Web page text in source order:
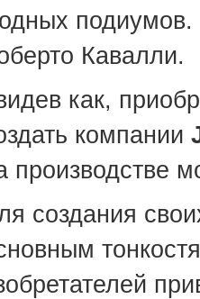
подиумов.
Кавалли.
как,
компании
производстве
создания